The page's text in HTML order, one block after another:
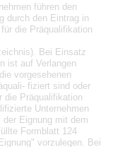
führen den
durch den Eintrag in
die Präqualifikation
Bei Einsatz
ist auf Verlangen
vorgesehenen
fiziert sind oder
die Präqualifikation
Unternehmen
Eignung mit dem
Formblatt 124
vorzulegen. Bei